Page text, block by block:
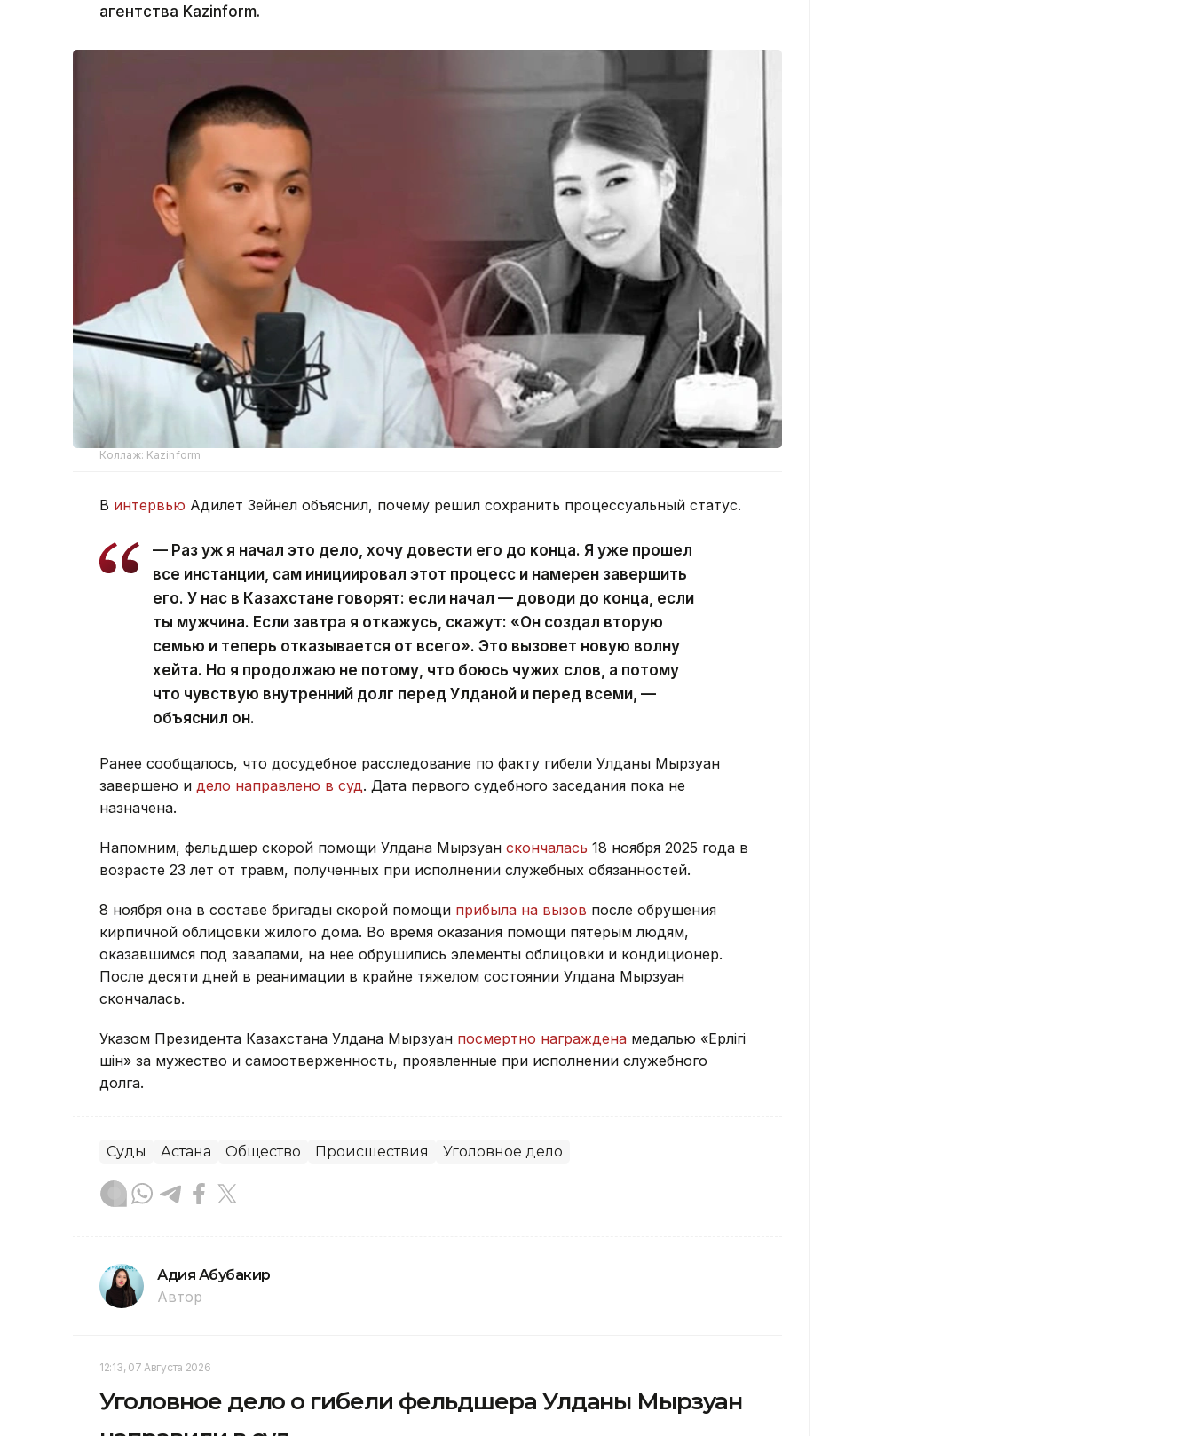
агентства Kazinform.
Коллаж: Kazinform
В интервью Адилет Зейнел объяснил, почему решил сохранить процессуальный статус.
— Раз уж я начал это дело, хочу довести его до конца. Я уже прошел
все инстанции, сам инициировал этот процесс и намерен завершить
его. У нас в Казахстане говорят: если начал — доводи до конца, если
ты мужчина. Если завтра я откажусь, скажут: «Он создал вторую
семью и теперь отказывается от всего». Это вызовет новую волну
хейта. Но я продолжаю не потому, что боюсь чужих слов, а потому
что чувствую внутренний долг перед Улданой и перед всеми, —
объяснил он.
Ранее сообщалось, что досудебное расследование по факту гибели Улданы Мырзуан
завершено и дело направлено в суд. Дата первого судебного заседания пока не
назначена.
Напомним, фельдшер скорой помощи Улдана Мырзуан скончалась 18 ноября 2025 года в
возрасте 23 лет от травм, полученных при исполнении служебных обязанностей.
8 ноября она в составе бригады скорой помощи прибыла на вызов после обрушения
кирпичной облицовки жилого дома. Во время оказания помощи пятерым людям,
оказавшимся под завалами, на нее обрушились элементы облицовки и кондиционер.
После десяти дней в реанимации в крайне тяжелом состоянии Улдана Мырзуан
скончалась.
Указом Президента Казахстана Улдана Мырзуан посмертно награждена медалью «Ерлігі
үшін» за мужество и самоотверженность, проявленные при исполнении служебного
долга.
Суды Астана Общество Происшествия Уголовное дело
Адия Абубакир
Автор
12:13, 07 Августа 2026
Уголовное дело о гибели фельдшера Улданы Мырзуан